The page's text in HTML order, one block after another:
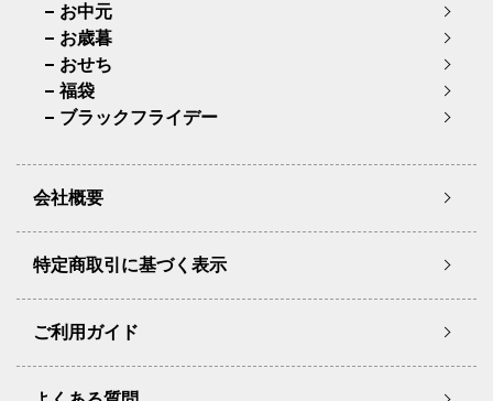
お中元
お歳暮
おせち
福袋
ブラックフライデー
会社概要
特定商取引に基づく表示
ご利用ガイド